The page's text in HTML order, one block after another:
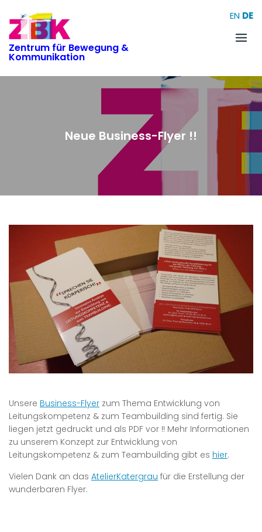
content
Zentrum für Bewegung &
Kommunikation
Neue Business-Flyer !!
Unsere Business-Flyer zum Thema Entwicklung von
Leitungskompetenz & zum Teambuilding sind fertig. Sie
liegen jetzt gedruckt und als PDF vor !! Mehr Informationen
zu unserem Konzept zur Entwicklung von
Leitungskompetenz & zum Teambuilding gibt es hier.
Vielen Dank an das AtelierKatergrau für die Erstellung der
wunderbaren Flyer.
EN DE